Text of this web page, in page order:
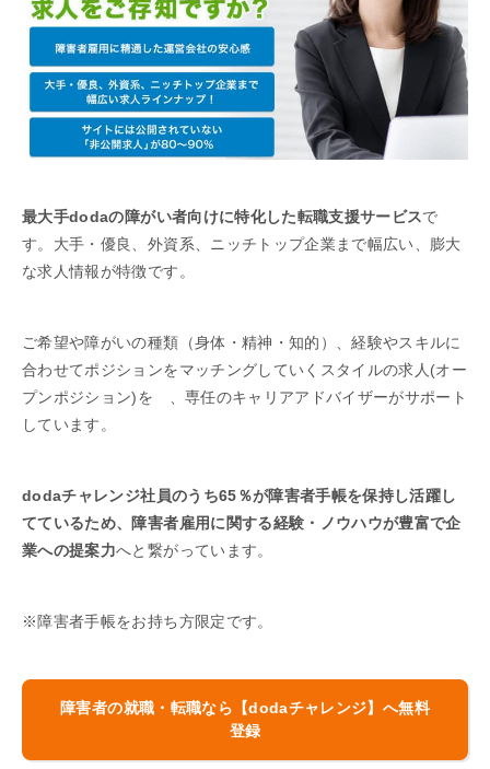
最大手dodaの障がい者向けに特化した転職支援サービスで
す。大手・優良、外資系、ニッチトップ企業まで幅広い、膨大
な求人情報が特徴です。
ご希望や障がいの種類（身体・精神・知的）、経験やスキルに
合わせてポジションをマッチングしていくスタイルの求人(オー
プンポジション)を 、専任のキャリアアドバイザーがサポート
しています。
dodaチャレンジ社員のうち65％が障害者手帳を保持し活躍し
てているため、障害者雇用に関する経験・ノウハウが豊富で企
業への提案力へと繋がっています。
※障害者手帳をお持ち方限定です。
障害者の就職・転職なら【dodaチャレンジ】へ無料
登録